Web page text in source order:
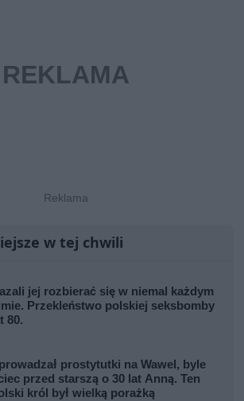
w tej chwili
jej rozbierać się w niemal każdym
Przekleństwo polskiej seksbomby
80.
prostytutki na Wawel, byle
przed starszą o 30 lat Anną. Ten
król był wielką porażką